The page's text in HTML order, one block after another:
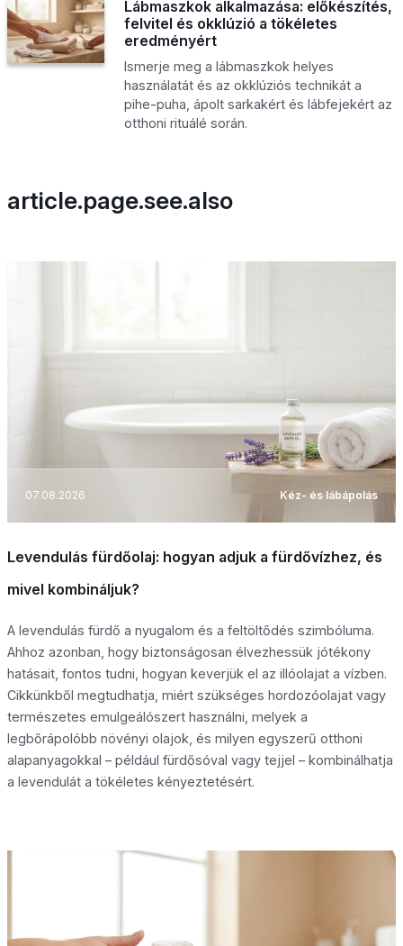
Lábmaszkok alkalmazása: előkészítés,
felvitel és okklúzió a tökéletes
eredményért
Ismerje meg a lábmaszkok helyes
használatát és az okklúziós technikát a
pihe-puha, ápolt sarkakért és lábfejekért az
otthoni rituálé során.
article.page.see.also
07.08.2026 Kéz- és lábápolás
Levendulás fürdőolaj: hogyan adjuk a fürdővízhez, és
mivel kombináljuk?
A levendulás fürdő a nyugalom és a feltöltődés szimbóluma.
Ahhoz azonban, hogy biztonságosan élvezhessük jótékony
hatásait, fontos tudni, hogyan keverjük el az illóolajat a vízben.
Cikkünkből megtudhatja, miért szükséges hordozóolajat vagy
természetes emulgeálószert használni, melyek a
legbőrápolóbb növényi olajok, és milyen egyszerű otthoni
alapanyagokkal – például fürdősóval vagy tejjel – kombinálhatja
a levendulát a tökéletes kényeztetésért.